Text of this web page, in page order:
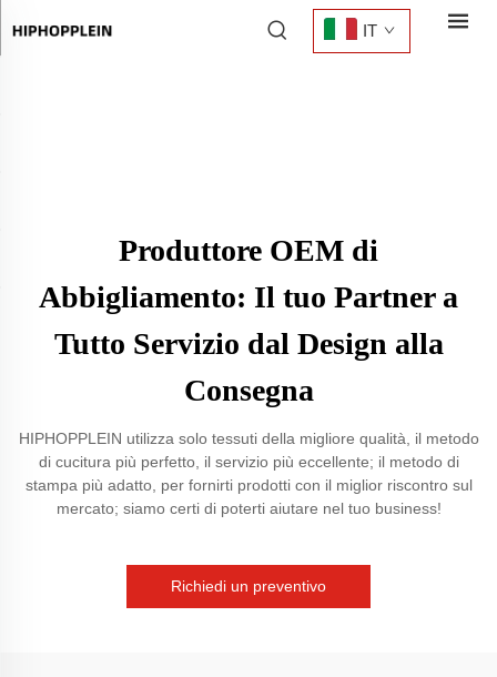
IT
Produttore OEM di
Abbigliamento: Il tuo Partner a
Tutto Servizio dal Design alla
Consegna
HIPHOPPLEIN utilizza solo tessuti della migliore qualità, il metodo
di cucitura più perfetto, il servizio più eccellente; il metodo di
stampa più adatto, per fornirti prodotti con il miglior riscontro sul
mercato; siamo certi di poterti aiutare nel tuo business!
Richiedi un preventivo